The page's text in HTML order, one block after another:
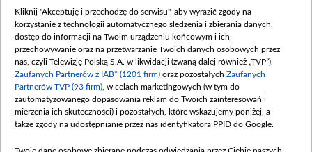
Kliknij "Akceptuję i przechodzę do serwisu", aby wyrazić zgody na
korzystanie z technologii automatycznego śledzenia i zbierania danych,
dostęp do informacji na Twoim urządzeniu końcowym i ich
przechowywanie oraz na przetwarzanie Twoich danych osobowych przez
nas, czyli Telewizję Polską S.A. w likwidacji (zwaną dalej również „TVP”),
Zaufanych Partnerów z IAB* (1201 firm) oraz pozostałych Zaufanych
Partnerów TVP (93 firm) , w celach marketingowych (w tym do
zautomatyzowanego dopasowania reklam do Twoich zainteresowań i
mierzenia ich skuteczności) i pozostałych, które wskazujemy poniżej, a
także zgody na udostępnianie przez nas identyfikatora PPID do Google.